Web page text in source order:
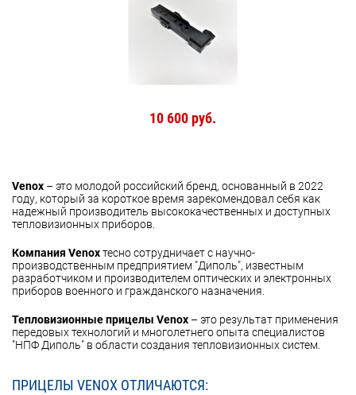
10 600 руб.
Venox – это молодой российский бренд, основанный в 2022
году, который за короткое время зарекомендовал себя как
надежный производитель высококачественных и доступных
тепловизионных приборов.
Компания Venoxтесно сотрудничает с научно-
производственным предприятием "Диполь", известным
разработчиком и производителем оптических и электронных
приборов военного и гражданского назначения.
Тепловизионные прицелы Venox – это результат применения
передовых технологий и многолетнего опыта специалистов
"НПФ Диполь" в области создания тепловизионных систем.
ПРИЦЕЛЫ VENOX ОТЛИЧАЮТСЯ: